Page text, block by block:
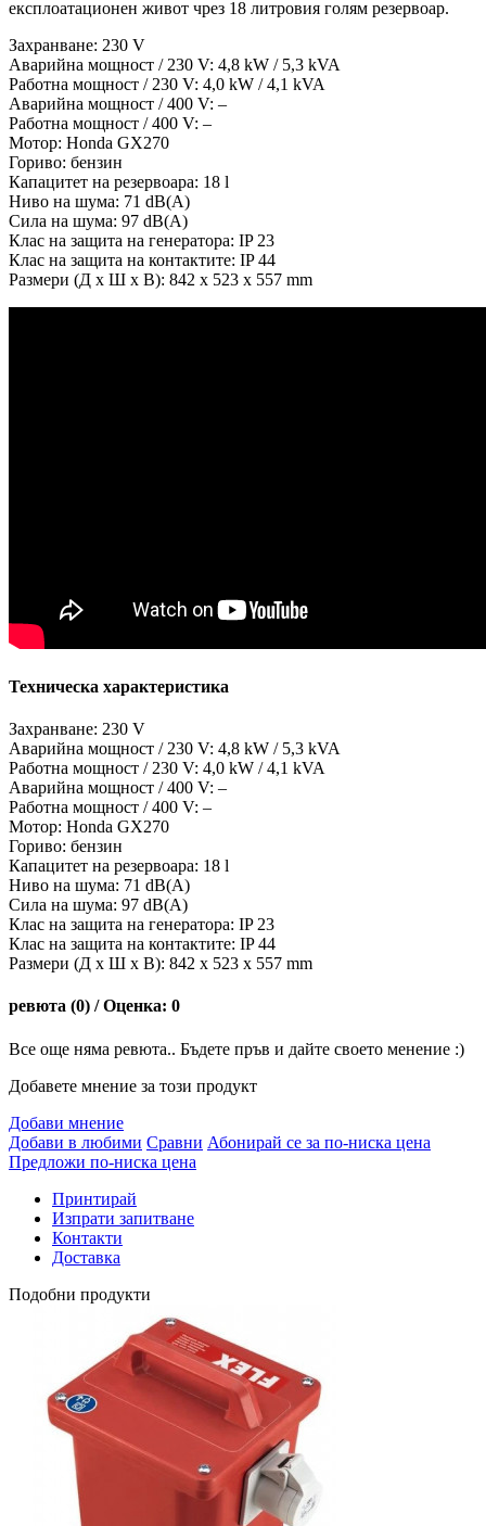
експлоатационен живот чрез 18 литровия голям резервоар.
Захранване: 230 V
Аварийна мощност / 230 V: 4,8 kW / 5,3 kVA
Работна мощност / 230 V: 4,0 kW / 4,1 kVA
Аварийна мощност / 400 V: –
Работна мощност / 400 V: –
Мотор: Honda GX270
Гориво: бензин
Капацитет на резервоара: 18 l
Ниво на шума: 71 dB(A)
Сила на шума: 97 dB(A)
Клас на защита на генератора: IP 23
Клас на защита на контактите: IP 44
Размери (Д х Ш х В): 842 x 523 x 557 mm
Техническа характеристика
Захранване: 230 V
Аварийна мощност / 230 V: 4,8 kW / 5,3 kVA
Работна мощност / 230 V: 4,0 kW / 4,1 kVA
Аварийна мощност / 400 V: –
Работна мощност / 400 V: –
Мотор: Honda GX270
Гориво: бензин
Капацитет на резервоара: 18 l
Ниво на шума: 71 dB(A)
Сила на шума: 97 dB(A)
Клас на защита на генератора: IP 23
Клас на защита на контактите: IP 44
Размери (Д х Ш х В): 842 x 523 x 557 mm
ревюта (0) / Оценка: 0
Все още няма ревюта.. Бъдете пръв и дайте своето менение :)
Добавете мнение за този продукт
Добави мнение
Добави в любими Сравни Абонирай се за по-ниска цена
Предложи по-ниска цена
Принтирай
Изпрати запитване
Контакти
Доставка
Подобни продукти